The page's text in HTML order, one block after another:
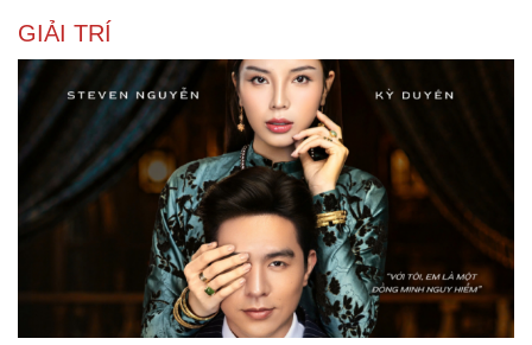
GIẢI TRÍ